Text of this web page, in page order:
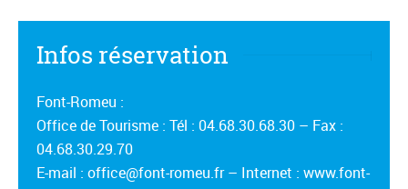
Infos réservation
Font-Romeu :
Office de Tourisme : Tél : 04.68.30.68.30 – Fax :
04.68.30.29.70
E-mail : office@font-romeu.fr – Internet : www.font-